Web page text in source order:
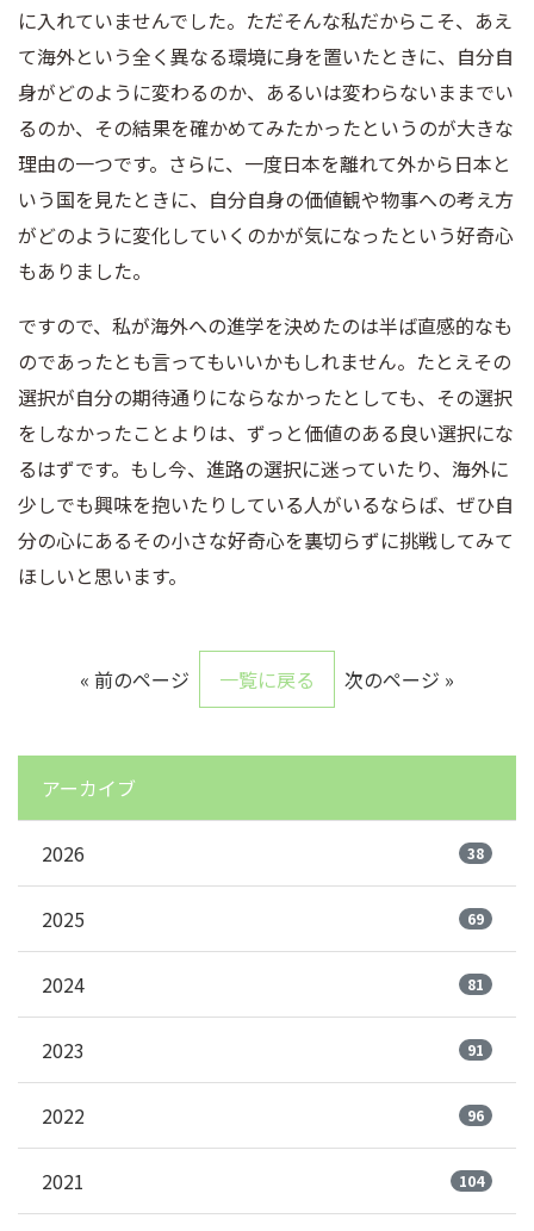
に入れていませんでした。ただそんな私だからこそ、あえ
て海外という全く異なる環境に身を置いたときに、自分自
身がどのように変わるのか、あるいは変わらないままでい
るのか、その結果を確かめてみたかったというのが大きな
理由の一つです。さらに、一度日本を離れて外から日本と
いう国を見たときに、自分自身の価値観や物事への考え方
がどのように変化していくのかが気になったという好奇心
もありました。
ですので、私が海外への進学を決めたのは半ば直感的なも
のであったとも言ってもいいかもしれません。たとえその
選択が自分の期待通りにならなかったとしても、その選択
をしなかったことよりは、ずっと価値のある良い選択にな
るはずです。もし今、進路の選択に迷っていたり、海外に
少しでも興味を抱いたりしている人がいるならば、ぜひ自
分の心にあるその小さな好奇心を裏切らずに挑戦してみて
ほしいと思います。
« 前のページ 一覧に戻る 次のページ »
アーカイブ
2026 38
2025 69
2024 81
2023 91
2022 96
2021 104